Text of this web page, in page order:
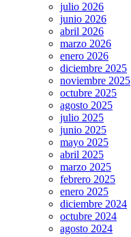
julio 2026
junio 2026
abril 2026
marzo 2026
enero 2026
diciembre 2025
noviembre 2025
octubre 2025
agosto 2025
julio 2025
junio 2025
mayo 2025
abril 2025
marzo 2025
febrero 2025
enero 2025
diciembre 2024
octubre 2024
agosto 2024